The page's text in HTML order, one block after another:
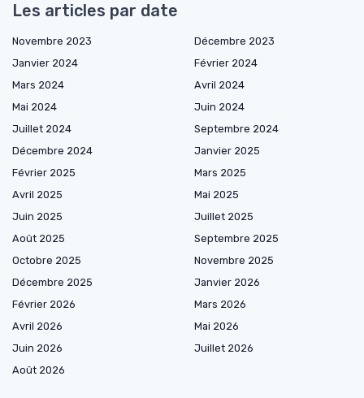
Les articles par date
Novembre 2023
Décembre 2023
Janvier 2024
Février 2024
Mars 2024
Avril 2024
Mai 2024
Juin 2024
Juillet 2024
Septembre 2024
Décembre 2024
Janvier 2025
Février 2025
Mars 2025
Avril 2025
Mai 2025
Juin 2025
Juillet 2025
Août 2025
Septembre 2025
Octobre 2025
Novembre 2025
Décembre 2025
Janvier 2026
Février 2026
Mars 2026
Avril 2026
Mai 2026
Juin 2026
Juillet 2026
Août 2026